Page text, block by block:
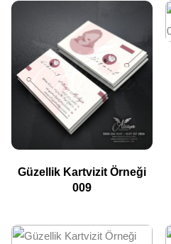
Güzellik Kartvizit Örneği
009